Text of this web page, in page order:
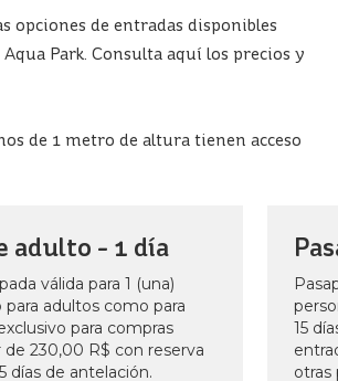
opciones de entradas disponibles
Park. Consulta aquí los precios y
de 1 metro de altura tienen acceso
adulto - 1 día
válida para 1 (una)
adultos como para
para compras
de 230,00 R$ con reserva
días de antelación.
15
otras